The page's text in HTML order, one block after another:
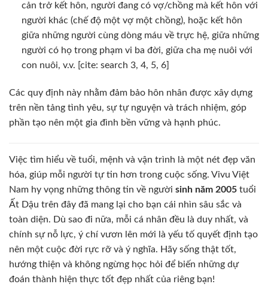
cản trở kết hôn, người đang có vợ/chồng mà kết hôn với
người khác (chế độ một vợ một chồng), hoặc kết hôn
giữa những người cùng dòng máu về trực hệ, giữa những
người có họ trong phạm vi ba đời, giữa cha mẹ nuôi với
con nuôi, v.v. [cite: search 3, 4, 5, 6]
Các quy định này nhằm đảm bảo hôn nhân được xây dựng
trên nền tảng tình yêu, sự tự nguyện và trách nhiệm, góp
phần tạo nên một gia đình bền vững và hạnh phúc.
Việc tìm hiểu về tuổi, mệnh và vận trình là một nét đẹp văn
hóa, giúp mỗi người tự tin hơn trong cuộc sống. Vivu Việt
Nam hy vọng những thông tin về người sinh năm 2005 tuổi
Ất Dậu trên đây đã mang lại cho bạn cái nhìn sâu sắc và
toàn diện. Dù sao đi nữa, mỗi cá nhân đều là duy nhất, và
chính sự nỗ lực, ý chí vươn lên mới là yếu tố quyết định tạo
nên một cuộc đời rực rỡ và ý nghĩa. Hãy sống thật tốt,
hướng thiện và không ngừng học hỏi để biến những dự
đoán thành hiện thực tốt đẹp nhất của riêng bạn!